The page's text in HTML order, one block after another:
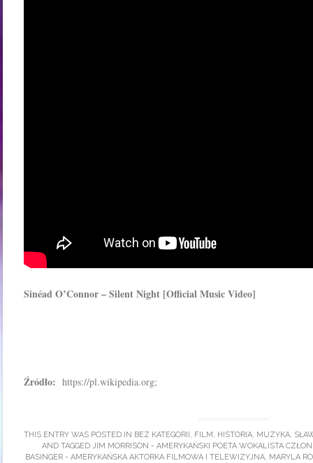
Sinéad O’Connor – Silent Night [Official Music Video]
Źródło: https://pl.wikipedia.org;
THIS ENTRY WAS POSTED IN BEZ KATEGORII , FILM , HISTORIA, MUZYKA,
AND TAGGED JIM MORRISON - AMERYKAŃSKI POETA WOKALISTA
BASINGER - AMERYKAŃSKA AKTORKA FILMOWA I TELEWIZYJNA, MARYLA